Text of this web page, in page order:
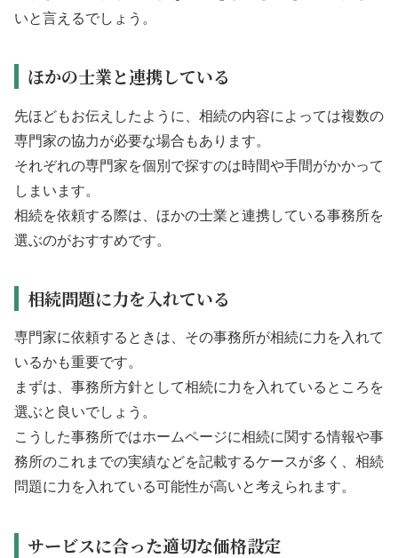
いと言えるでしょう。
ほかの士業と連携している
先ほどもお伝えしたように、相続の内容によっては複数の
専門家の協力が必要な場合もあります。
それぞれの専門家を個別で探すのは時間や手間がかかって
しまいます。
相続を依頼する際は、ほかの士業と連携している事務所を
選ぶのがおすすめです。
相続問題に力を入れている
専門家に依頼するときは、その事務所が相続に力を入れて
いるかも重要です。
まずは、事務所方針として相続に力を入れているところを
選ぶと良いでしょう。
こうした事務所ではホームページに相続に関する情報や事
務所のこれまでの実績などを記載するケースが多く、相続
問題に力を入れている可能性が高いと考えられます。
サービスに合った適切な価格設定